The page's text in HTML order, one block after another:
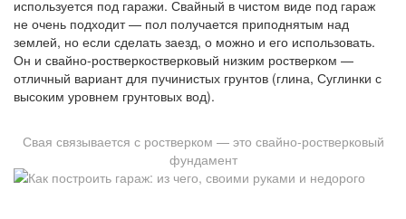
используется под гаражи. Свайный в чистом виде под гараж
не очень подходит — пол получается приподнятым над
землей, но если сделать заезд, о можно и его использовать.
Он и свайно-ростверкостверковый низким ростверком —
отличный вариант для пучинистых грунтов (глина, Суглинки с
высоким уровнем грунтовых вод).
Свая связывается с ростверком — это свайно-ростверковый
фундамент